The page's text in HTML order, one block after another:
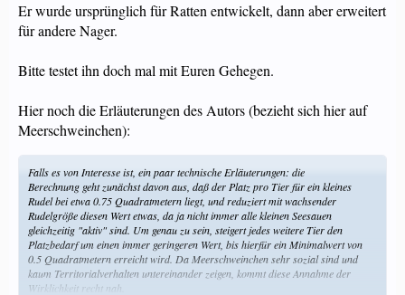
Er wurde ursprünglich für Ratten entwickelt, dann aber erweitert
für andere Nager.
Bitte testet ihn doch mal mit Euren Gehegen.
Hier noch die Erläuterungen des Autors (bezieht sich hier auf
Meerschweinchen):
Falls es von Interesse ist, ein paar technische Erläuterungen: die
Berechnung geht zunächst davon aus, daß der Platz pro Tier für ein kleines
Rudel bei etwa 0.75 Quadratmetern liegt, und reduziert mit wachsender
Rudelgröße diesen Wert etwas, da ja nicht immer alle kleinen Seesauen
gleichzeitig "aktiv" sind. Um genau zu sein, steigert jedes weitere Tier den
Platzbedarf um einen immer geringeren Wert, bis hierfür ein Minimalwert von
0.5 Quadratmetern erreicht wird. Da Meerschweinchen sehr sozial sind und
kaum Territorialverhalten untereinander zeigen, kommt diese Annahme der
Wirklichkeit recht nah.